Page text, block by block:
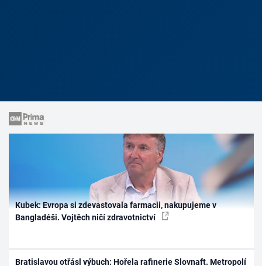
Kubek: Evropa si zdevastovala farmacii, nakupujeme v
Bangladéši. Vojtěch ničí zdravotnictví
Bratislavou otřásl výbuch: Hořela rafinerie Slovnaft. Metropolí